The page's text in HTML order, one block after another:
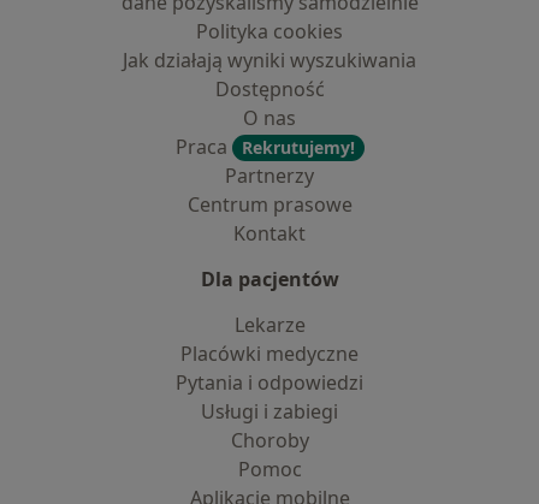
Polityka cookies
Jak działają wyniki wyszukiwania
Dostępność
O nas
Praca
Rekrutujemy!
Partnerzy
Centrum prasowe
Kontakt
Dla pacjentów
Lekarze
Placówki medyczne
Pytania i odpowiedzi
Usługi i zabiegi
Choroby
Pomoc
Aplikacje mobilne